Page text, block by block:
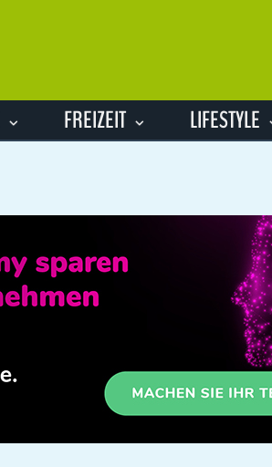
FREIZEIT LIFESTYLE